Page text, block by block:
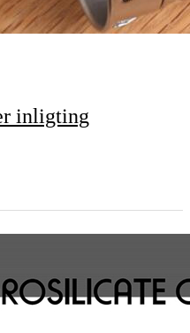
inligting